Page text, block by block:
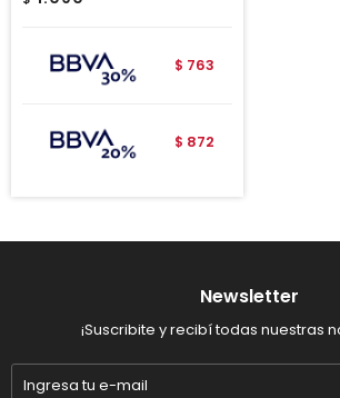
$ 763
$ 872
Newsletter
¡Suscribite y recibí todas nuestras